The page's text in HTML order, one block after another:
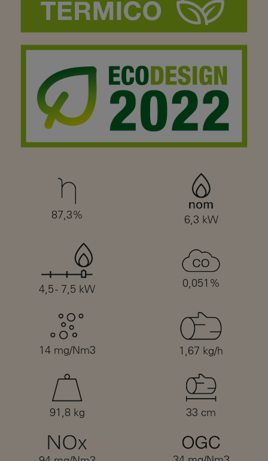
87,3% 6,3 kW
4,5 - 7,5 kW 0,051%
14 mg/Nm3 1,67 kg/h
91,8 kg 33 cm